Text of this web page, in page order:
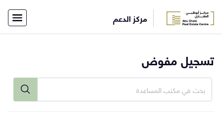
مركز الدعم ×
الرئيسية
الاتصال
بفريق
الدعم
English
تسجيل مفوض